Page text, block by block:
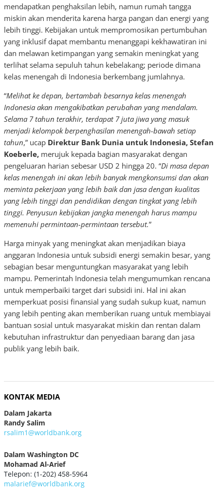
mendapatkan penghaksilan lebih, namun rumah tangga
miskin akan menderita karena harga pangan dan energi yang
lebih tinggi. Kebijakan untuk mempromosikan pertumbuhan
yang inklusif dapat membantu menanggapi kekhawatiran ini
dan melawan ketimpangan yang semakin meningkat yang
terlihat selama sepuluh tahun kebelakang; periode dimana
kelas menengah di Indonesia berkembang jumlahnya.
“Melihat ke depan, bertambah besarnya kelas menengah
Indonesia akan mengakibatkan perubahan yang mendalam.
Selama 7 tahun terakhir, terdapat 7 juta jiwa yang masuk
menjadi kelompok berpenghasilan menengah-bawah setiap
tahun,” ucap Direktur Bank Dunia untuk Indonesia, Stefan
Koeberle, merujuk kepada bagian masyarakat dengan
pengeluaran harian sebesar USD 2 hingga 20. “Di masa depan
kelas menengah ini akan lebih banyak mengkonsumsi dan akan
meminta pekerjaan yang lebih baik dan jasa dengan kualitas
yang lebih tinggi dan pendidikan dengan tingkat yang lebih
tinggi. Penyusun kebijakan jangka menengah harus mampu
memenuhi permintaan-permintaan tersebut.”
Harga minyak yang meningkat akan menjadikan biaya
anggaran Indonesia untuk subsidi energi semakin besar, yang
sebagian besar menguntungkan masyarakat yang lebih
mampu. Pemerintah Indonesia telah mengumumkan rencana
untuk memperbaiki target dari subsidi ini. Hal ini akan
memperkuat posisi finansial yang sudah sukup kuat, namun
yang lebih penting akan memberikan ruang untuk membiayai
bantuan sosial untuk masyarakat miskin dan rentan dalam
kebutuhan infrastruktur dan penyediaan barang dan jasa
publik yang lebih baik.
KONTAK MEDIA
Dalam Jakarta
Randy Salim
rsalim1@worldbank.org
Dalam Washington DC
Mohamad Al-Arief
Telepon: (1-202) 458-5964
malarief@worldbank.org